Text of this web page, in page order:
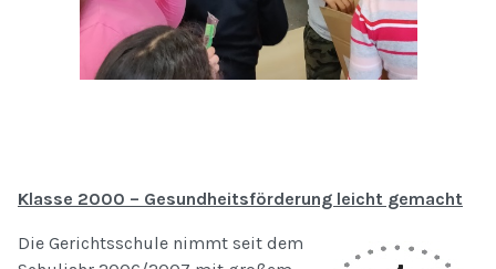
Klasse 2000 – Gesundheitsförderung leicht gemacht
Die Gerichtsschule nimmt seit dem